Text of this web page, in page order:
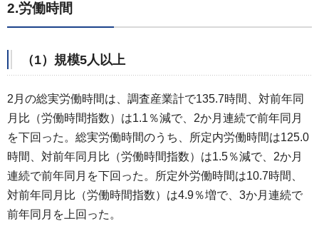
2.労働時間
（1）規模5人以上
2月の総実労働時間は、調査産業計で135.7時間、対前年同
月比（労働時間指数）は1.1％減で、2か月連続で前年同月
を下回った。総実労働時間のうち、所定内労働時間は125.0
時間、対前年同月比（労働時間指数）は1.5％減で、2か月
連続で前年同月を下回った。所定外労働時間は10.7時間、
対前年同月比（労働時間指数）は4.9％増で、3か月連続で
前年同月を上回った。